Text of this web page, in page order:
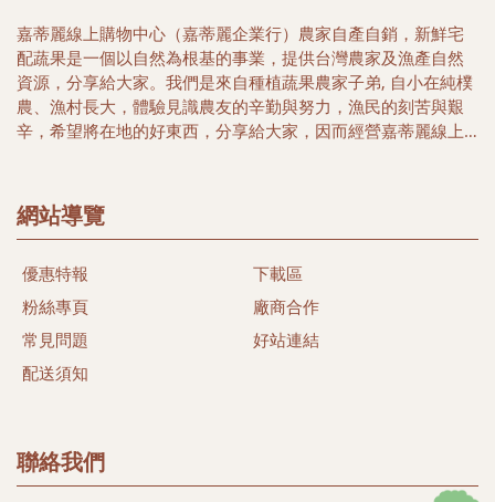
嘉蒂麗線上購物中心（嘉蒂麗企業行）農家自產自銷，新鮮宅
配蔬果是一個以自然為根基的事業，提供台灣農家及漁產自然
資源，分享給大家。我們是來自種植蔬果農家子弟, 自小在純樸
農、漁村長大，體驗見識農友的辛勤與努力，漁民的刻苦與艱
辛，希望將在地的好東西，分享給大家，因而經營嘉蒂麗線上
多一項選擇，多一份體驗台灣漁米之鄉的好味道。
尊重自然土地生態，落實有機生活為目標、推行發展當地農漁
特產，希望能以微簿力量，為大家找尋當地健康安心好食材。
樂活生命盡一份心力。
#蜜彩蓮霧禮盒 (#彩色蓮霧禮盒)
#白翠玉蓮霧 (#綠色蓮霧)
網站導覽
優惠特報
粉絲專頁
常見問題
配送須知
下載區
廠商合作
好站連結
聯絡我們